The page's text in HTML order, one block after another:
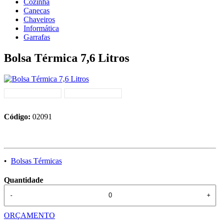
Cozinha
Canecas
Chaveiros
Informática
Garrafas
Bolsa Térmica 7,6 Litros
Código: 02091
• Bolsas Térmicas
Quantidade
- +
ORÇAMENTO